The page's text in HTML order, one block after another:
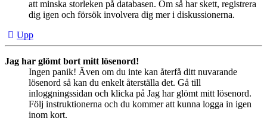
att minska storleken på databasen. Om så har skett, registrera
dig igen och försök involvera dig mer i diskussionerna.
Upp
Jag har glömt bort mitt lösenord!
Ingen panik! Även om du inte kan återfå ditt nuvarande
lösenord så kan du enkelt återställa det. Gå till
inloggningssidan och klicka på Jag har glömt mitt lösenord.
Följ instruktionerna och du kommer att kunna logga in igen
inom kort.